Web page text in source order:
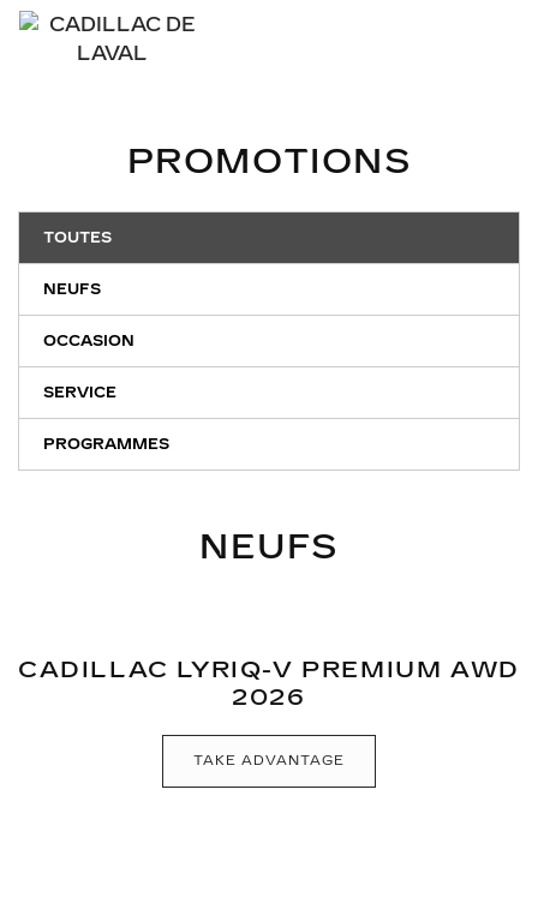
PROMOTIONS
TOUTES
NEUFS
OCCASION
SERVICE
PROGRAMMES
NEUFS
CADILLAC LYRIQ-V PREMIUM AWD
2026
TAKE ADVANTAGE